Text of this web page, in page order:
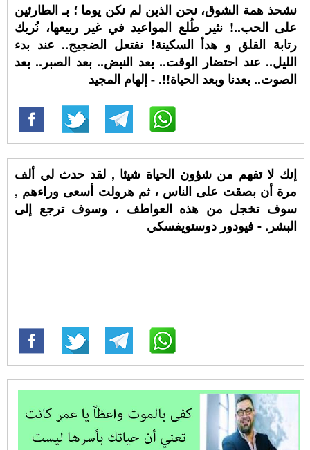
نشحذ همة الشوق، نحن الذين لم نكن يوما ؛ بـ الطارئين
على الحب..! نثير طُلع المواعيد في غير ربيعها، نُربك
رتابة القلق و هدأ السكينة! نفتعل الضجيج.. عند بدء
الليل.. عند احتضار الوقت.. بعد النبض.. بعد الصبر.. بعد
الصوت.. بعدنا وبعد الحياة!!. - إلهام المجيد
إنك لا تفهم من شؤون الحياة شيئا , لقد حدث لي ألف
مرة أن بصقت على الناس ، ثم هرولت أسعى وراءهم ,
سوف تخجل من هذه العواطف ، وسوف ترجع إلى
البشر. - فيودور دوستويفسكي